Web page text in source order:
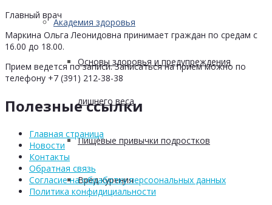
Академия здоровья
Основы здоровья и предупреждения
лишнего веса
Пищевые привычки подростков
Вред курения
Главный врач
Маркина Ольга Леонидовна принимает граждан по средам с
16.00 до 18.00.
Прием ведется по записи. Записаться на прием можно по
телефону +7 (391) 212-38-38
Полезные ссылки
Главная страница
Новости
Контакты
Обратная связь
Согласие на обработку персоональных данных
Политика конфидициальности